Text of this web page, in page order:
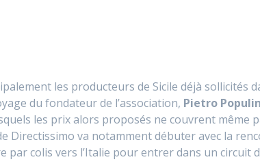
les producteurs de Sicile déjà sollicités
du fondateur de l’association, Pietro
les prix alors proposés ne couvrent même
Directissimo va notamment débuter avec la
par colis vers l’Italie pour entrer dans un circuit